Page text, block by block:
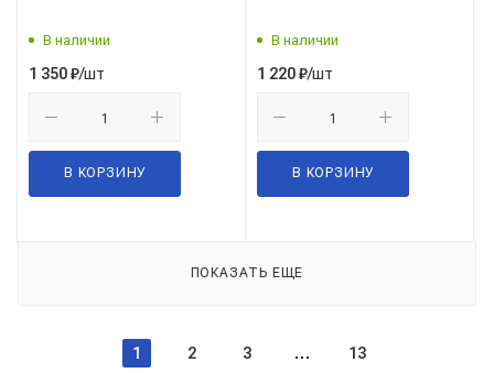
В наличии
1 350₽/шт
В КОРЗИНУ
В наличии
1 220₽/шт
В КОРЗИНУ
ПОКАЗАТЬ ЕЩЕ
1 2 3 13